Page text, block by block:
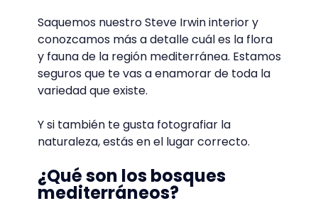
Saquemos nuestro Steve Irwin interior y
conozcamos más a detalle cuál es la flora
y fauna de la región mediterránea. Estamos
seguros que te vas a enamorar de toda la
variedad que existe.
Y si también te gusta fotografiar la
naturaleza, estás en el lugar correcto.
¿Qué son los bosques
mediterráneos?